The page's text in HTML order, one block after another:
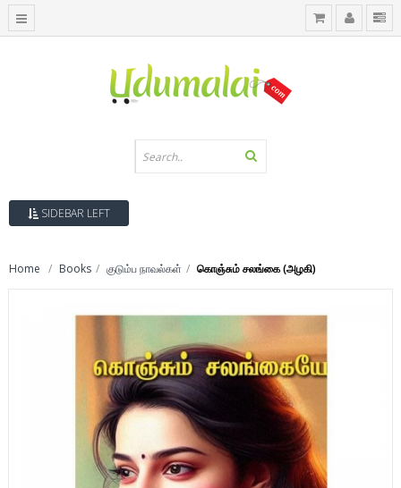
SIDEBAR LEFT
Home Books குடும்ப நாவல்கள் கொஞ்சும் சலங்கை (அழகி)